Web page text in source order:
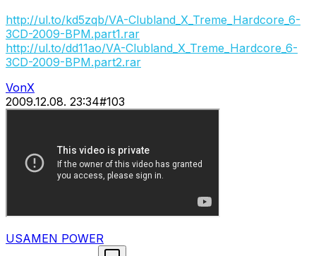
http://ul.to/kd5zqb/VA-Clubland_X_Treme_Hardcore_6-
3CD-2009-BPM.part1.rar
http://ul.to/dd11ao/VA-Clubland_X_Treme_Hardcore_6-
3CD-2009-BPM.part2.rar
VonX
2009.12.08. 23:34#103
USAMEN POWER